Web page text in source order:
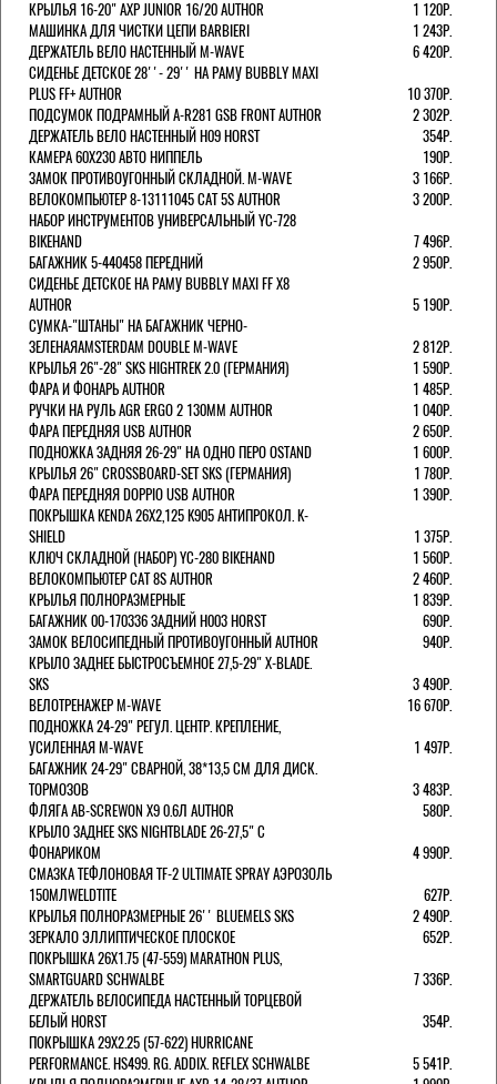
КРЫЛЬЯ 16-20" AXP JUNIOR 16/20 AUTHOR
1 120Р.
МАШИНКА ДЛЯ ЧИСТКИ ЦЕПИ BARBIERI
1 243Р.
ДЕРЖАТЕЛЬ ВЕЛО НАСТЕННЫЙ M-WAVE
6 420Р.
СИДЕНЬЕ ДЕТСКОЕ 28''- 29'' НА РАМУ BUBBLY MAXI
PLUS FF+ AUTHOR
10 370Р.
ПОДСУМОК ПОДРАМНЫЙ A-R281 GSB FRONT AUTHOR
2 302Р.
ДЕРЖАТЕЛЬ ВЕЛО НАСТЕННЫЙ H09 HORST
354Р.
КАМЕРА 60X230 АВТО НИППЕЛЬ
190Р.
ЗАМОК ПРОТИВОУГОННЫЙ СКЛАДНОЙ. M-WAVE
3 166Р.
ВЕЛОКОМПЬЮТЕР 8-13111045 CAT 5S AUTHOR
3 200Р.
НАБОР ИНСТРУМЕНТОВ УНИВЕРСАЛЬНЫЙ YC-728
BIKEHAND
7 496Р.
БАГАЖНИК 5-440458 ПЕРЕДНИЙ
2 950Р.
СИДЕНЬЕ ДЕТСКОЕ НА РАМУ BUBBLY MAXI FF X8
AUTHOR
5 190Р.
СУМКА-"ШТАНЫ" НА БАГАЖНИК ЧЕРНО-
ЗЕЛЕНАЯAMSTERDAM DOUBLE M-WAVE
2 812Р.
КРЫЛЬЯ 26"-28" SKS HIGHTREK 2.0 (ГЕРМАНИЯ)
1 590Р.
ФАРА И ФОНАРЬ AUTHOR
1 485Р.
РУЧКИ НА РУЛЬ AGR ERGO 2 130ММ AUTHOR
1 040Р.
ФАРА ПЕРЕДНЯЯ USB AUTHOR
2 650Р.
ПОДНОЖКА ЗАДНЯЯ 26-29" НА ОДНО ПЕРО OSTAND
1 600Р.
КРЫЛЬЯ 26" CROSSBOARD-SET SKS (ГЕРМАНИЯ)
1 780Р.
ФАРА ПЕРЕДНЯЯ DOPPIO USB AUTHOR
1 390Р.
ПОКРЫШКА KENDA 26Х2,125 K905 АНТИПРОКОЛ. K-
SHIELD
1 375Р.
КЛЮЧ СКЛАДНОЙ (НАБОР) YC-280 BIKEHAND
1 560Р.
ВЕЛОКОМПЬЮТЕР CAT 8S AUTHOR
2 460Р.
КРЫЛЬЯ ПОЛНОРАЗМЕРНЫЕ
1 839Р.
БАГАЖНИК 00-170336 ЗАДНИЙ H003 HORST
690Р.
ЗАМОК ВЕЛОСИПЕДНЫЙ ПРОТИВОУГОННЫЙ AUTHOR
940Р.
КРЫЛО ЗАДНЕЕ БЫСТРОСЪЕМНОЕ 27,5-29" X-BLADE.
SKS
3 490Р.
ВЕЛОТРЕНАЖЕР M-WAVE
16 670Р.
ПОДНОЖКА 24-29" РЕГУЛ. ЦЕНТР. КРЕПЛЕНИЕ,
УСИЛЕННАЯ M-WAVE
1 497Р.
БАГАЖНИК 24-29" СВАРНОЙ, 38*13,5 СМ ДЛЯ ДИСК.
ТОРМОЗОВ
3 483Р.
ФЛЯГА AB-SCREWON X9 0.6Л AUTHOR
580Р.
КРЫЛО ЗАДНЕЕ SKS NIGHTBLADE 26-27,5" С
ФОНАРИКОМ
4 990Р.
СМАЗКА ТЕФЛОНОВАЯ TF-2 ULTIMATE SPRAY АЭРОЗОЛЬ
150МЛWELDTITE
627Р.
КРЫЛЬЯ ПОЛНОРАЗМЕРНЫЕ 26'' BLUEMELS SKS
2 490Р.
ЗЕРКАЛО ЭЛЛИПТИЧЕСКОЕ ПЛОСКОЕ
652Р.
ПОКРЫШКА 26X1.75 (47-559) MARATHON PLUS,
SMARTGUARD SCHWALBE
7 336Р.
ДЕРЖАТЕЛЬ ВЕЛОCИПЕДА НАСТЕННЫЙ ТОРЦЕВОЙ
БЕЛЫЙ HORST
354Р.
ПОКРЫШКА 29X2.25 (57-622) HURRICANE
PERFORMANCE. HS499. RG. ADDIX. REFLEX SCHWALBE
5 541Р.